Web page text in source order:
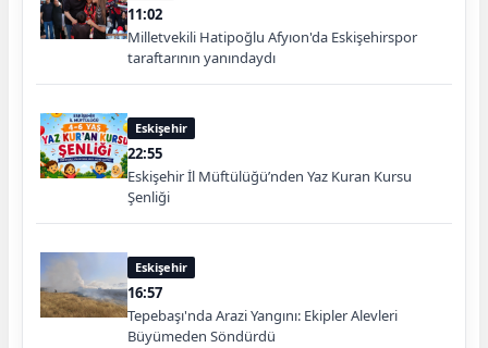
11:02
Milletvekili Hatipoğlu Afyıon'da Eskişehirspor
taraftarının yanındaydı
Eskişehir
22:55
Eskişehir İl Müftülüğü’nden Yaz Kuran Kursu
Şenliği
Eskişehir
16:57
Tepebaşı'nda Arazi Yangını: Ekipler Alevleri
Büyümeden Söndürdü